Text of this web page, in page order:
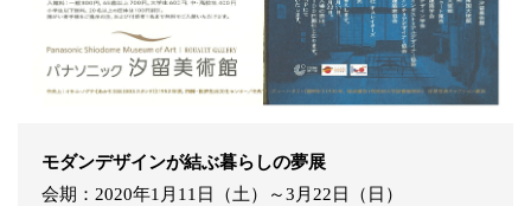
モダンデザインが結ぶ暮らしの夢展
会期：2020年1月11日（土）～3月22日（日）